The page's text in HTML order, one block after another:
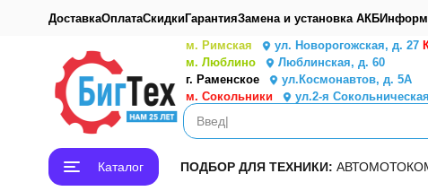
ДоставкаОплатаСкидкиГарантияЗамена и установка АКБ
м. Римская ул. Новорогожская, д. 27
м. Люблино
Люблинская, д. 60
г. Раменское
ул.Космонавтов, д. 5А
м. Сокольники
ул.2-я
Каталог ПОДБОР ДЛЯ ТЕХНИКИ: АВТОМОТО